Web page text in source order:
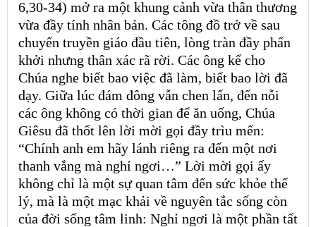
6,30-34) mở ra một khung cảnh vừa thân thương
vừa đầy tính nhân bản. Các tông đồ trở về sau
chuyến truyền giáo đầu tiên, lòng tràn đầy phấn
khởi nhưng thân xác rã rời. Các ông kể cho
Chúa nghe biết bao việc đã làm, biết bao lời đã
dạy. Giữa lúc đám đông vẫn chen lấn, đến nỗi
các ông không có thời gian để ăn uống, Chúa
Giêsu đã thốt lên lời mời gọi đầy trìu mến:
“Chính anh em hãy lánh riêng ra đến một nơi
thanh vắng mà nghỉ ngơi…” Lời mời gọi ấy
không chỉ là một sự quan tâm đến sức khỏe thể
lý, mà là một mạc khải về nguyên tắc sống còn
của đời sống tâm linh: Nghỉ ngơi là một phần tất